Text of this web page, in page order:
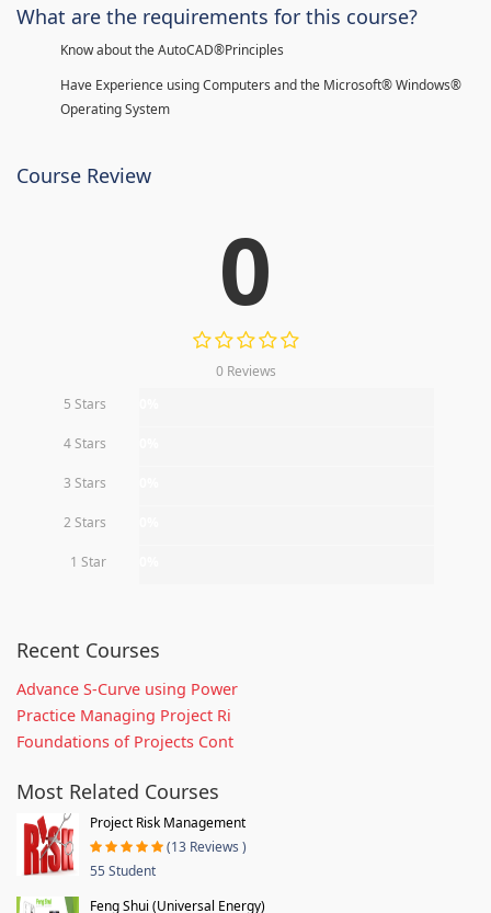
What are the requirements for this course?
Know about the AutoCAD®Principles
Have Experience using Computers and the Microsoft® Windows®
Operating System
Course Review
0
0 Reviews
5 Stars
4 Stars
3 Stars
2 Stars
1 Star
Recent Courses
Advance S-Curve using Power
Practice Managing Project Ri
Foundations of Projects Cont
Most Related Courses
Project Risk Management
(13 Reviews )
55 Student
Feng Shui (Universal Energy)